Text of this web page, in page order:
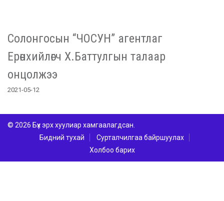
Солонгосын “ЧОСУН” агентлаг
Ерөнхийлөгч Х.Баттулгын талаар
онцолжээ
2021-05-12
© 2026 Бүх эрх хуулиар хамгаалагдсан.
Бидний тухай
Сурталчилгаа байршуулах
Холбоо барих